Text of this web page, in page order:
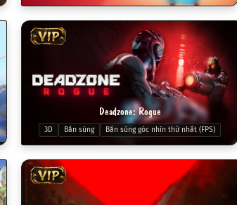
VIP
Deadzone: Rogue
3D Bắn súng Bắn súng góc nhìn thứ nhất (FPS)
VIP